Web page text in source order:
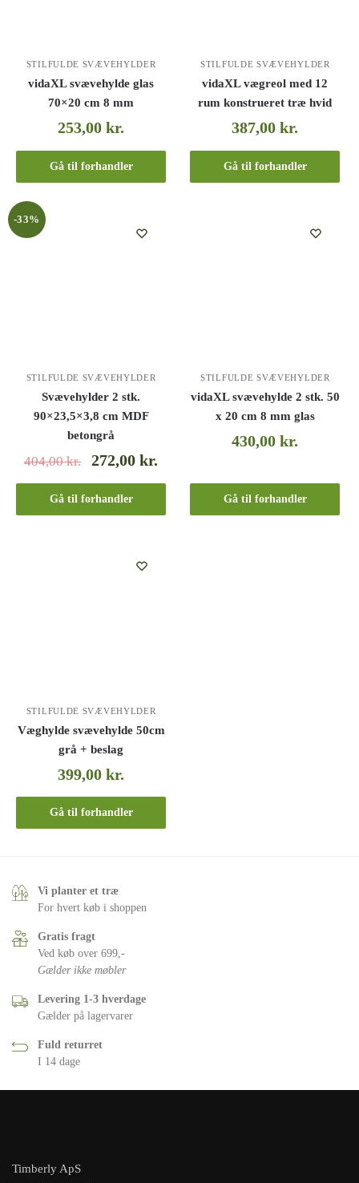
STILFULDE SVÆVEHYLDER
vidaXL svævehylde glas
70×20 cm 8 mm
253,00kr.
Gå til forhandler
STILFULDE SVÆVEHYLDER
vidaXL vægreol med 12
rum konstrueret træ hvid
387,00kr.
Gå til forhandler
-33%
STILFULDE SVÆVEHYLDER
Svævehylder 2 stk.
90×23,5×3,8 cm MDF
betongrå
404,00kr. 272,00kr.
Gå til forhandler
STILFULDE SVÆVEHYLDER
vidaXL svævehylde 2 stk. 50
x 20 cm 8 mm glas
430,00kr.
Gå til forhandler
STILFULDE SVÆVEHYLDER
Væghylde svævehylde 50cm
grå + beslag
399,00kr.
Gå til forhandler
Vi planter et træ
For hvert køb i shoppen
Gratis fragt
Ved køb over 699,-
Gælder ikke møbler
Levering 1-3 hverdage
Gælder på lagervarer
Fuld returret
I 14 dage
Timberly ApS